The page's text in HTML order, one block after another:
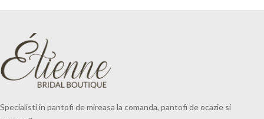
Specialisti in pantofi de mireasa la comanda, pantofi de ocazie si